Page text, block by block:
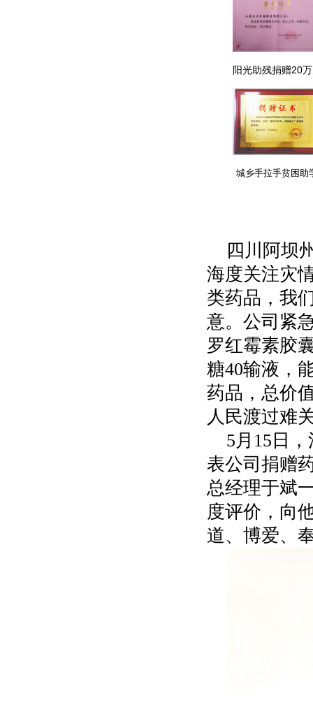
阳光助残捐赠20
城乡手拉手贫困助
四川阿坝
海度关注灾
类药品，我
意。公司紧
罗红霉素胶
糖40输液，
药品，总价
人民渡过难
5月15日
表公司捐赠
总经理于斌
度评价，向
道、博爱、